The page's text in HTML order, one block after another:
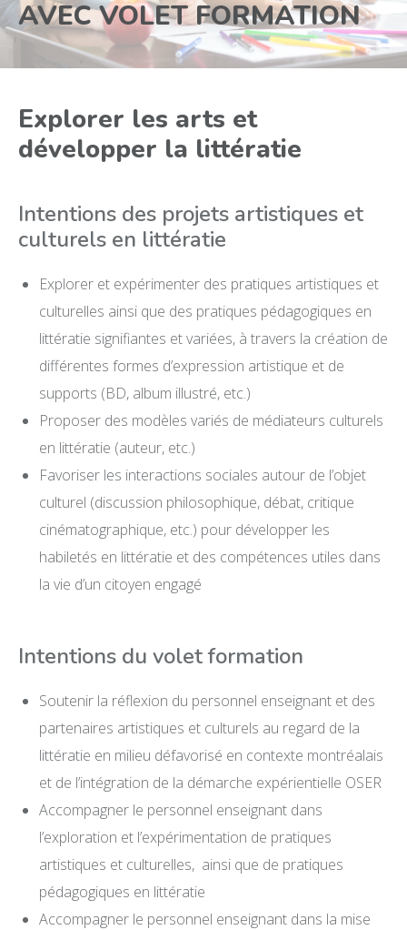
AVEC VOLET FORMATION
Explorer les arts et
développer la littératie
Intentions des projets artistiques et
culturels en littératie
Explorer et expérimenter des pratiques artistiques et
culturelles ainsi que des pratiques pédagogiques en
littératie signifiantes et variées, à travers la création de
différentes formes d’expression artistique et de
supports (BD, album illustré, etc.)
Proposer des modèles variés de médiateurs culturels
en littératie (auteur, etc.)
Favoriser les interactions sociales autour de l’objet
culturel (discussion philosophique, débat, critique
cinématographique, etc.) pour développer les
habiletés en littératie et des compétences utiles dans
la vie d’un citoyen engagé
Intentions du volet formation
Soutenir la réflexion du personnel enseignant et des
partenaires artistiques et culturels au regard de la
littératie en milieu défavorisé en contexte montréalais
et de l’intégration de la démarche expérientielle OSER
Accompagner le personnel enseignant dans
l’exploration et l’expérimentation de pratiques
artistiques et culturelles, ainsi que de pratiques
pédagogiques en littératie
Accompagner le personnel enseignant dans la mise